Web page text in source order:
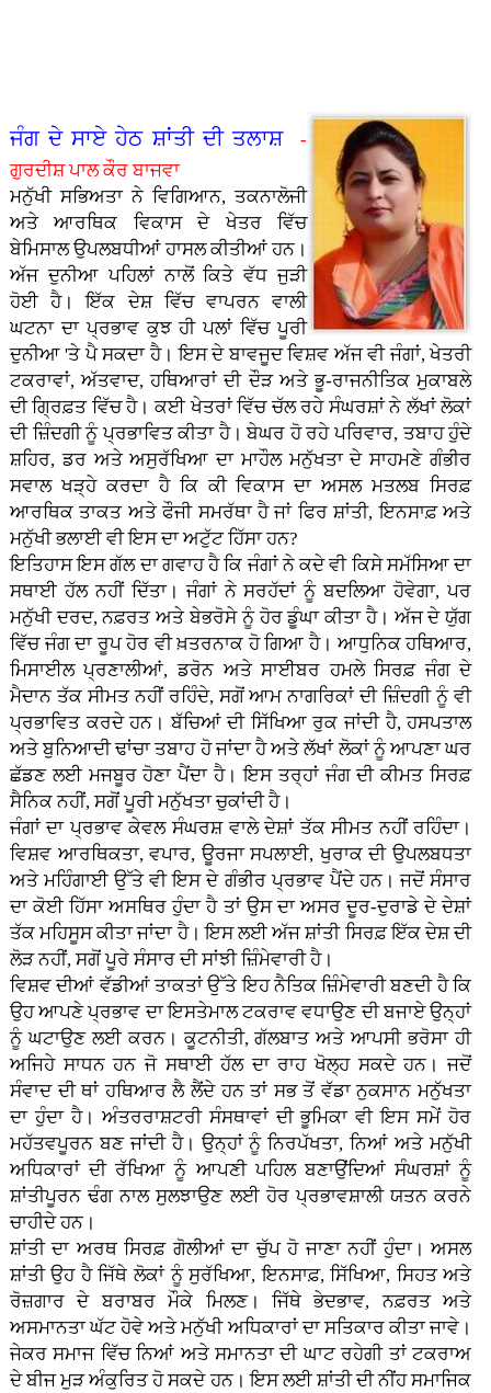
ਜਿੰ�...
ਜੰਗ ਦੇ ਸਾਏ ਹੇਠ ਸ਼ਾਂਤੀ ਦੀ ਤਲਾਸ਼-
ਗੁਰਦੀਸ਼ ਪਾਲ ਕੌਰ ਬਾਜਵਾ
ਮਨੁੱਖੀ ਸਭਿਅਤਾ ਨੇ ਵਿਗਿਆਨ, ਤਕਨਾਲੋਜੀ
ਅਤੇ ਆਰਥਿਕ ਵਿਕਾਸ ਦੇ ਖੇਤਰ ਵਿੱਚ
ਬੇਮਿਸਾਲ ਉਪਲਬਧੀਆਂ ਹਾਸਲ ਕੀਤੀਆਂ ਹਨ।
ਅੱਜ ਦੁਨੀਆ ਪਹਿਲਾਂ ਨਾਲੋਂ ਕਿਤੇ ਵੱਧ ਜੁੜੀ
ਹੋਈ ਹੈ। ਇੱਕ ਦੇਸ਼ ਵਿੱਚ ਵਾਪਰਨ ਵਾਲੀ
ਘਟਨਾ ਦਾ ਪ੍ਰਭਾਵ ਕੁਝ ਹੀ ਪਲਾਂ ਵਿੱਚ ਪੂਰੀ
ਦੁਨੀਆ 'ਤੇ ਪੈ ਸਕਦਾ ਹੈ। ਇਸ ਦੇ ਬਾਵਜੂਦ ਵਿਸ਼ਵ ਅੱਜ ਵੀ ਜੰਗਾਂ, ਖੇਤਰੀ
ਟਕਰਾਵਾਂ, ਅੱਤਵਾਦ, ਹਥਿਆਰਾਂ ਦੀ ਦੌੜ ਅਤੇ ਭੂ-ਰਾਜਨੀਤਿਕ ਮੁਕਾਬਲੇ
ਦੀ ਗ੍ਰਿਫ਼ਤ ਵਿੱਚ ਹੈ। ਕਈ ਖੇਤਰਾਂ ਵਿੱਚ ਚੱਲ ਰਹੇ ਸੰਘਰਸ਼ਾਂ ਨੇ ਲੱਖਾਂ ਲੋਕਾਂ
ਦੀ ਜ਼ਿੰਦਗੀ ਨੂੰ ਪ੍ਰਭਾਵਿਤ ਕੀਤਾ ਹੈ। ਬੇਘਰ ਹੋ ਰਹੇ ਪਰਿਵਾਰ, ਤਬਾਹ ਹੁੰਦੇ
ਸ਼ਹਿਰ, ਡਰ ਅਤੇ ਅਸੁਰੱਖਿਆ ਦਾ ਮਾਹੌਲ ਮਨੁੱਖਤਾ ਦੇ ਸਾਹਮਣੇ ਗੰਭੀਰ
ਸਵਾਲ ਖੜ੍ਹੇ ਕਰਦਾ ਹੈ ਕਿ ਕੀ ਵਿਕਾਸ ਦਾ ਅਸਲ ਮਤਲਬ ਸਿਰਫ਼
ਆਰਥਿਕ ਤਾਕਤ ਅਤੇ ਫੌਜੀ ਸਮਰੱਥਾ ਹੈ ਜਾਂ ਫਿਰ ਸ਼ਾਂਤੀ, ਇਨਸਾਫ਼ ਅਤੇ
ਮਨੁੱਖੀ ਭਲਾਈ ਵੀ ਇਸ ਦਾ ਅਟੁੱਟ ਹਿੱਸਾ ਹਨ?
ਇਤਿਹਾਸ ਇਸ ਗੱਲ ਦਾ ਗਵਾਹ ਹੈ ਕਿ ਜੰਗਾਂ ਨੇ ਕਦੇ ਵੀ ਕਿਸੇ ਸਮੱਸਿਆ ਦਾ
ਸਥਾਈ ਹੱਲ ਨਹੀਂ ਦਿੱਤਾ। ਜੰਗਾਂ ਨੇ ਸਰਹੱਦਾਂ ਨੂੰ ਬਦਲਿਆ ਹੋਵੇਗਾ, ਪਰ
ਮਨੁੱਖੀ ਦਰਦ, ਨਫ਼ਰਤ ਅਤੇ ਬੇਭਰੋਸੇ ਨੂੰ ਹੋਰ ਡੂੰਘਾ ਕੀਤਾ ਹੈ। ਅੱਜ ਦੇ ਯੁੱਗ
ਵਿੱਚ ਜੰਗ ਦਾ ਰੂਪ ਹੋਰ ਵੀ ਖ਼ਤਰਨਾਕ ਹੋ ਗਿਆ ਹੈ। ਆਧੁਨਿਕ ਹਥਿਆਰ,
ਮਿਸਾਈਲ ਪ੍ਰਣਾਲੀਆਂ, ਡਰੋਨ ਅਤੇ ਸਾਈਬਰ ਹਮਲੇ ਸਿਰਫ਼ ਜੰਗ ਦੇ
ਮੈਦਾਨ ਤੱਕ ਸੀਮਤ ਨਹੀਂ ਰਹਿੰਦੇ, ਸਗੋਂ ਆਮ ਨਾਗਰਿਕਾਂ ਦੀ ਜ਼ਿੰਦਗੀ ਨੂੰ ਵੀ
ਪ੍ਰਭਾਵਿਤ ਕਰਦੇ ਹਨ। ਬੱਚਿਆਂ ਦੀ ਸਿੱਖਿਆ ਰੁਕ ਜਾਂਦੀ ਹੈ, ਹਸਪਤਾਲ
ਅਤੇ ਬੁਨਿਆਦੀ ਢਾਂਚਾ ਤਬਾਹ ਹੋ ਜਾਂਦਾ ਹੈ ਅਤੇ ਲੱਖਾਂ ਲੋਕਾਂ ਨੂੰ ਆਪਣਾ ਘਰ
ਛੱਡਣ ਲਈ ਮਜਬੂਰ ਹੋਣਾ ਪੈਂਦਾ ਹੈ। ਇਸ ਤਰ੍ਹਾਂ ਜੰਗ ਦੀ ਕੀਮਤ ਸਿਰਫ਼
ਸੈਨਿਕ ਨਹੀਂ, ਸਗੋਂ ਪੂਰੀ ਮਨੁੱਖਤਾ ਚੁਕਾਂਦੀ ਹੈ।
ਜੰਗਾਂ ਦਾ ਪ੍ਰਭਾਵ ਕੇਵਲ ਸੰਘਰਸ਼ ਵਾਲੇ ਦੇਸ਼ਾਂ ਤੱਕ ਸੀਮਤ ਨਹੀਂ ਰਹਿੰਦਾ।
ਵਿਸ਼ਵ ਆਰਥਿਕਤਾ, ਵਪਾਰ, ਊਰਜਾ ਸਪਲਾਈ, ਖੁਰਾਕ ਦੀ ਉਪਲਬਧਤਾ
ਅਤੇ ਮਹਿੰਗਾਈ ਉੱਤੇ ਵੀ ਇਸ ਦੇ ਗੰਭੀਰ ਪ੍ਰਭਾਵ ਪੈਂਦੇ ਹਨ। ਜਦੋਂ ਸੰਸਾਰ
ਦਾ ਕੋਈ ਹਿੱਸਾ ਅਸਥਿਰ ਹੁੰਦਾ ਹੈ ਤਾਂ ਉਸ ਦਾ ਅਸਰ ਦੂਰ-ਦੁਰਾਡੇ ਦੇ ਦੇਸ਼ਾਂ
ਤੱਕ ਮਹਿਸੂਸ ਕੀਤਾ ਜਾਂਦਾ ਹੈ। ਇਸ ਲਈ ਅੱਜ ਸ਼ਾਂਤੀ ਸਿਰਫ਼ ਇੱਕ ਦੇਸ਼ ਦੀ
ਲੋੜ ਨਹੀਂ, ਸਗੋਂ ਪੂਰੇ ਸੰਸਾਰ ਦੀ ਸਾਂਝੀ ਜ਼ਿੰਮੇਵਾਰੀ ਹੈ।
ਵਿਸ਼ਵ ਦੀਆਂ ਵੱਡੀਆਂ ਤਾਕਤਾਂ ਉੱਤੇ ਇਹ ਨੈਤਿਕ ਜ਼ਿੰਮੇਵਾਰੀ ਬਣਦੀ ਹੈ ਕਿ
ਉਹ ਆਪਣੇ ਪ੍ਰਭਾਵ ਦਾ ਇਸਤੇਮਾਲ ਟਕਰਾਵ ਵਧਾਉਣ ਦੀ ਬਜਾਏ ਉਨ੍ਹਾਂ
ਨੂੰ ਘਟਾਉਣ ਲਈ ਕਰਨ। ਕੂਟਨੀਤੀ, ਗੱਲਬਾਤ ਅਤੇ ਆਪਸੀ ਭਰੋਸਾ ਹੀ
ਅਜਿਹੇ ਸਾਧਨ ਹਨ ਜੋ ਸਥਾਈ ਹੱਲ ਦਾ ਰਾਹ ਖੋਲ੍ਹ ਸਕਦੇ ਹਨ। ਜਦੋਂ
ਸੰਵਾਦ ਦੀ ਥਾਂ ਹਥਿਆਰ ਲੈ ਲੈਂਦੇ ਹਨ ਤਾਂ ਸਭ ਤੋਂ ਵੱਡਾ ਨੁਕਸਾਨ ਮਨੁੱਖਤਾ
ਦਾ ਹੁੰਦਾ ਹੈ। ਅੰਤਰਰਾਸ਼ਟਰੀ ਸੰਸਥਾਵਾਂ ਦੀ ਭੂਮਿਕਾ ਵੀ ਇਸ ਸਮੇਂ ਹੋਰ
ਮਹੱਤਵਪੂਰਨ ਬਣ ਜਾਂਦੀ ਹੈ। ਉਨ੍ਹਾਂ ਨੂੰ ਨਿਰਪੱਖਤਾ, ਨਿਆਂ ਅਤੇ ਮਨੁੱਖੀ
ਅਧਿਕਾਰਾਂ ਦੀ ਰੱਖਿਆ ਨੂੰ ਆਪਣੀ ਪਹਿਲ ਬਣਾਉਂਦਿਆਂ ਸੰਘਰਸ਼ਾਂ ਨੂੰ
ਸ਼ਾਂਤੀਪੂਰਨ ਢੰਗ ਨਾਲ ਸੁਲਝਾਉਣ ਲਈ ਹੋਰ ਪ੍ਰਭਾਵਸ਼ਾਲੀ ਯਤਨ ਕਰਨੇ
ਚਾਹੀਦੇ ਹਨ।
ਸ਼ਾਂਤੀ ਦਾ ਅਰਥ ਸਿਰਫ਼ ਗੋਲੀਆਂ ਦਾ ਚੁੱਪ ਹੋ ਜਾਣਾ ਨਹੀਂ ਹੁੰਦਾ। ਅਸਲ
ਸ਼ਾਂਤੀ ਉਹ ਹੈ ਜਿੱਥੇ ਲੋਕਾਂ ਨੂੰ ਸੁਰੱਖਿਆ, ਇਨਸਾਫ਼, ਸਿੱਖਿਆ, ਸਿਹਤ ਅਤੇ
ਰੋਜ਼ਗਾਰ ਦੇ ਬਰਾਬਰ ਮੌਕੇ ਮਿਲਣ। ਜਿੱਥੇ ਭੇਦਭਾਵ, ਨਫ਼ਰਤ ਅਤੇ
ਅਸਮਾਨਤਾ ਘੱਟ ਹੋਵੇ ਅਤੇ ਮਨੁੱਖੀ ਅਧਿਕਾਰਾਂ ਦਾ ਸਤਿਕਾਰ ਕੀਤਾ ਜਾਵੇ।
ਜੇਕਰ ਸਮਾਜ ਵਿੱਚ ਨਿਆਂ ਅਤੇ ਸਮਾਨਤਾ ਦੀ ਘਾਟ ਰਹੇਗੀ ਤਾਂ ਟਕਰਾਅ
ਦੇ ਬੀਜ ਮੁੜ ਅੰਕੁਰਿਤ ਹੋ ਸਕਦੇ ਹਨ। ਇਸ ਲਈ ਸ਼ਾਂਤੀ ਦੀ ਨੀਂਹ ਸਮਾਜਿਕ